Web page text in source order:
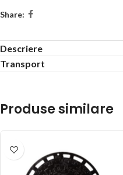
Share:
Descriere
Transport
Produse similare